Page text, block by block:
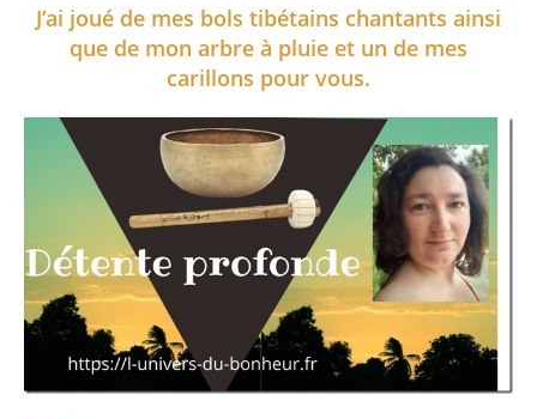
J’ai joué de mes bols tibétains chantants ainsi
que de mon arbre à pluie et un de mes
carillons pour vous.